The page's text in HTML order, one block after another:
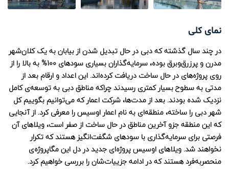
نمای کلی
در چند سال گذشته که دبی در حال تبدیل شدن از بیابان به یک کلان‌شهر
مدرن و پرزرق‌وبرق بوده، سرمایه‌گذاران بسیاری سودهای 100% به بالا را از
روی پروژه‌های در حال ساخت دریافت کرده‌اند. این اعداد و ارقام بعد از
مدتی به سطوح بسیار کمتری رسیدند چراکه مناطق دبی به توسعه‌ی کامل
نزدیک شده بودند. بعد از مدت‌ها، شرکت اعمار که می‌توانیم بگوییم کل
شهر دبی را ساخته، منطقه‌ای به نام اعمار اوسیس را معرفی کرد. از آنجایی
که این منطقه جزو آخرین مناطق در حال ساخت از صفر است، ویلاهای آن
فرصتی برای سرمایه‌گذاری با سودهای شگفت‌انگیز هستند که تکرار
نخواهند شد. ویلاهای اوسیس پروژه‌ای جدید در دل این مگاپروژه‌ی
منحصربه‌فرد هستند که در ادامه جزییات‌شان را بررسی خواهیم کرد.
آپارتمان های اسکای بلید Skyblade